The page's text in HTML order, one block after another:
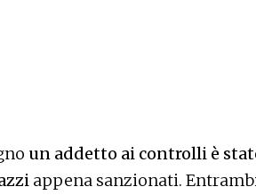
un addetto ai controlli è
appena sanzionati.